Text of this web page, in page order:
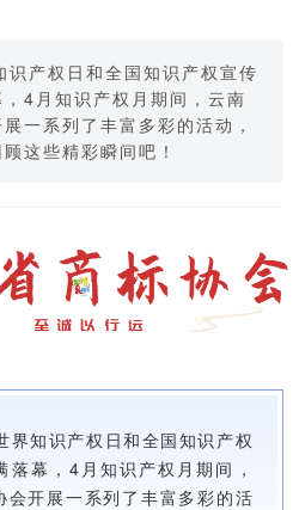
识产权日和全国知识产权宣传
4月知识产权月期间，云南
一系列了丰富多彩的活动，
这些精彩瞬间吧！
界知识产权日和全国知识产权
落幕，4月知识产权月期间，
会开展一系列了丰富多彩的活